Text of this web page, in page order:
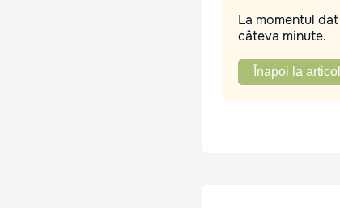
La momentul
câteva minute.
Înapoi la